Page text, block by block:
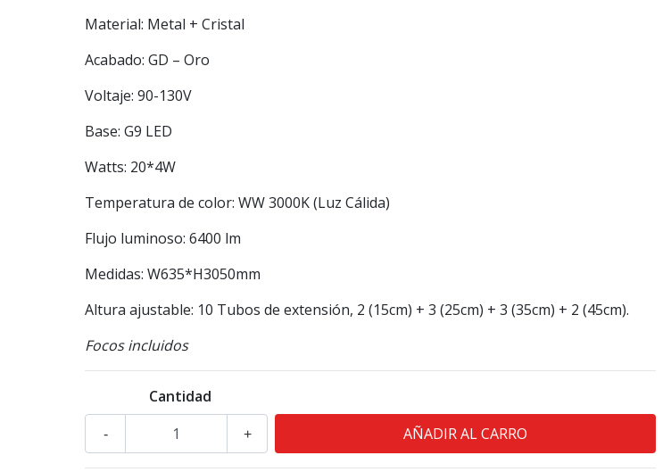
Material: Metal + Cristal
Acabado: GD – Oro
Voltaje: 90-130V
Base: G9 LED
Watts: 20*4W
Temperatura de color: WW 3000K (Luz Cálida)
Flujo luminoso: 6400 lm
Medidas: W635*H3050mm
Altura ajustable: 10 Tubos de extensión, 2 (15cm) + 3 (25cm) + 3 (35cm) + 2 (45cm).
Focos incluidos
Cantidad
+
-